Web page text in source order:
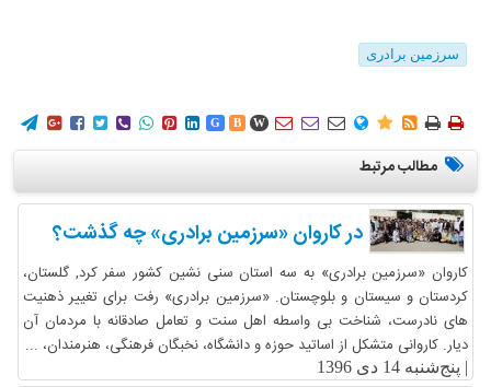
سرزمین برادری
        G B W        
مطالب مرتبط
در کاروان «سرزمین برادری» چه گذشت؟
کاروان «سرزمین برادری» به سه استان سنی نشین کشور سفر کرد, گلستان،
کردستان و سیستان و بلوچستان. «سرزمین برادری» رفت برای تغییر ذهنیت
های نادرست، شناخت بی واسطه اهل سنت و تعامل صادقانه با مردمان آن
دیار. کاروانی متشکل از اساتید حوزه و دانشگاه، نخبگان فرهنگی، هنرمندان، ...
| پنج‌شنبه 14 دی 1396